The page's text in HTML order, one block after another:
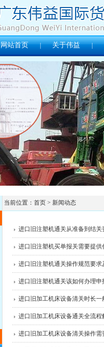
网站首页 | 关于伟益 |
当前位置： 首页 > 新闻动态
进口旧注塑机通关从准备到结关
进口旧注塑机买单报关需要提供
进口旧注塑机通关操作规范要求
进口旧注塑机通关该如何办理申
进口旧加工机床设备清关时长一
进口旧加工机床设备通关全流
进口旧加工机床设备清关操作需